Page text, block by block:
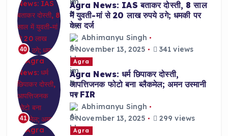
40
Agra News: IAS बताकर दोस्ती, 8 साल
में युवती-मां से 20 लाख रुपये ठगे; धमकी पर
केस दर्ज
Abhimanyu Singh
November 13, 2025
341 views
41
Agra
Agra News: धर्म छिपाकर दोस्ती,
आपत्तिजनक फोटो बना ब्लैकमेल; अमन उस्मानी
पर FIR
Abhimanyu Singh
November 13, 2025
299 views
Agra